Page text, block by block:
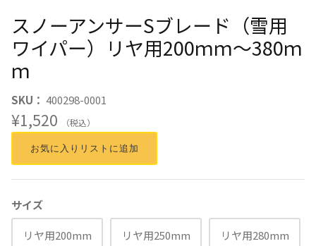
スノーアンサーSブレード（雪用
ワイパー）リヤ用200ｍｍ～380ｍ
ｍ
SKU： 400298-0001
¥1,520 （税込）
お気に入りリストに追加
サイズ
リヤ用200mm リヤ用250mm リヤ用280mm